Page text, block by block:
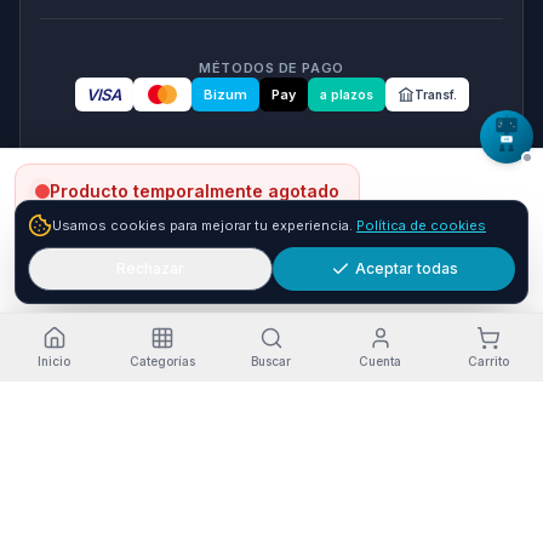
Producto temporalmente agotado
MÉTODOS DE PAGO
VISA Bizum Pay a plazos Transf.
seQura
Paga a plazos con seQura
Fracciona tu compra en 3, 6 o 12 plazos. Financiacion sujeta
a aprobacion por seQura. Sin papeleo y con respuesta
inmediata.
Como funciona
Usamos cookies para mejorar tu experiencia. Política de cookies
Aceptar todas
Inicio Categorías Buscar Cuenta Carrito